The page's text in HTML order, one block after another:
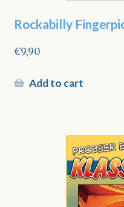
Rockabilly
€9,90
Add to cart